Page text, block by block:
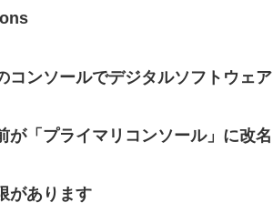
ません」←このシステムｗｗｗｗ
コンソールでデジタルソフトウェア
「プライマリコンソール」に改名
があります